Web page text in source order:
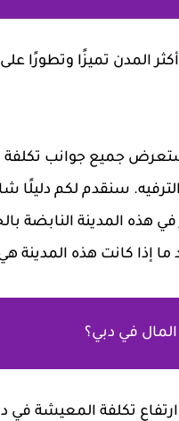
المدن تميزًا وتطورًا
جميع جوانب تكلفة
سنقدم لكم
في هذه المدينة
ما إذا كانت هذه المدينة
في دبي؟
تكلفة المعيشة في